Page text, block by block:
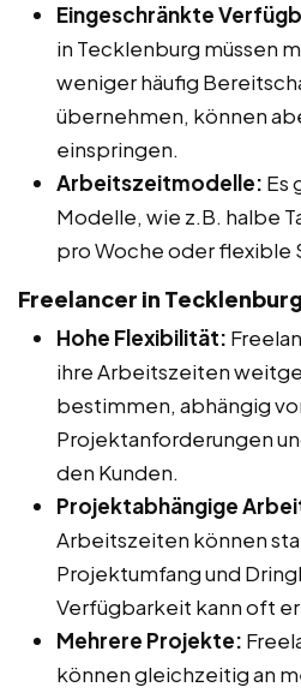
Eingeschränkte
in Tecklenburg müssen
weniger häufig
übernehmen, können
einspringen.
Arbeitszeitmodelle: Es
Modelle, wie z.B. halbe
pro Woche oder flexible
Freelancer in Tecklenburg
Hohe Flexibilität:
ihre Arbeitszeiten
bestimmen, abhängig
Projektanforderungen
den Kunden.
Projektabhängige
Arbeitszeiten können
Projektumfang und
Verfügbarkeit kann oft
Mehrere Projekte:
können gleichzeitig an